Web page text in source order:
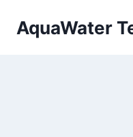
AquaWater